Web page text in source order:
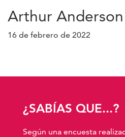
Arthur
16 de febrero de 2022
¿SABÍAS QUE...?
Según una encuesta